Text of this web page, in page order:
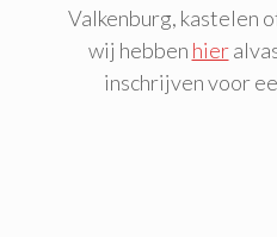
Valkenburg, kastelen
wij hebben hier
inschrijven voor